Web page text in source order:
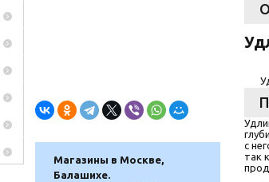
Магазины в Москве,
Балашихе.
с
так